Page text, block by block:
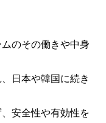
のその働きや中身
日本や韓国に続き
安全性や有効性を